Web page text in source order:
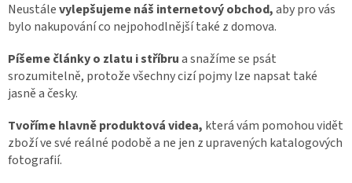
Neustálevylepšujeme náš internetový obchod,aby pro vás
bylo nakupování co nejpohodlnější také z domova.
Píšemečlánky o zlatu i stříbrua snažíme se psát
srozumitelně, protože všechny cizí pojmy lze napsat také
jasně a česky.
Tvoříme hlavně produktová videa, která vám pomohou vidět
zboží ve své reálné podobě a ne jen z upravených katalogových
fotografií.